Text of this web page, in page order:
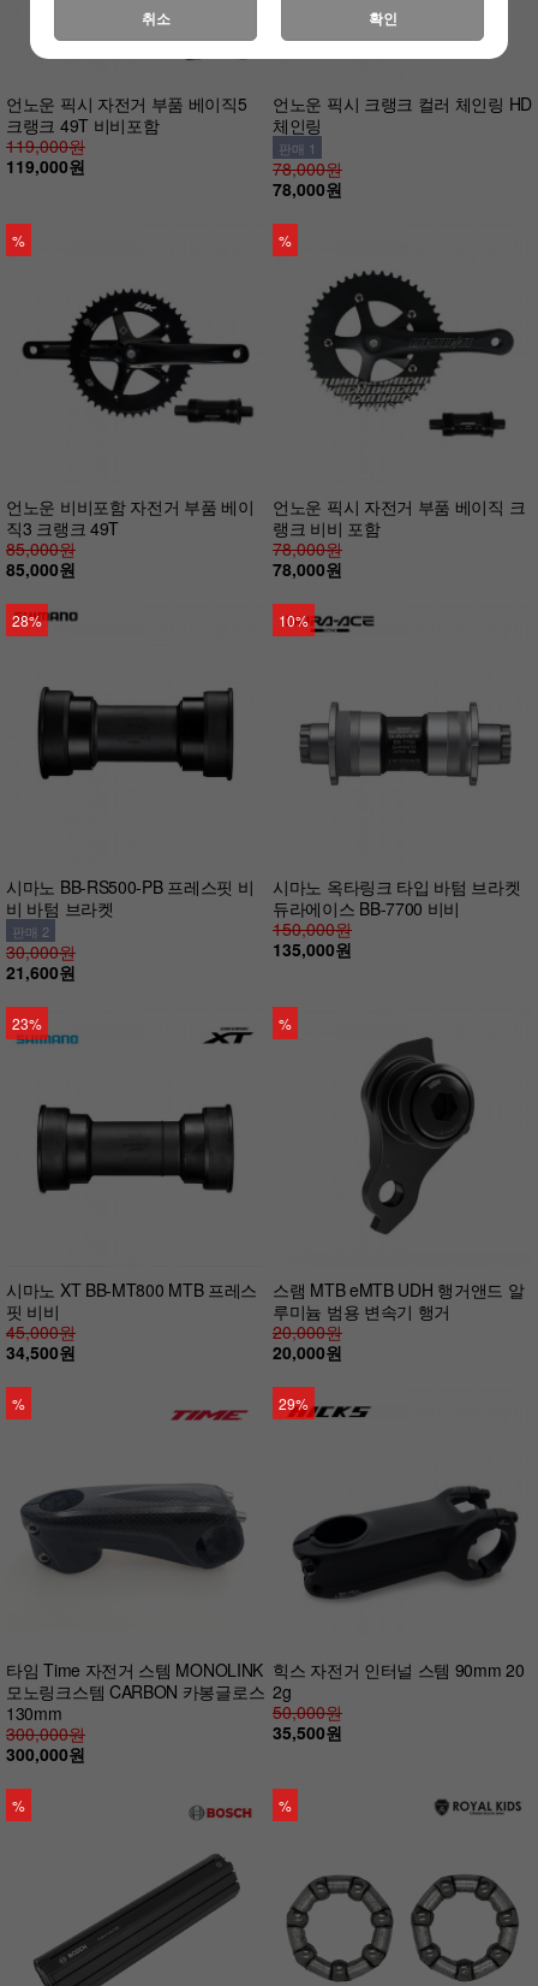
언노운 픽시 자전거 부품 베이직5
크랭크 49T 비비포함
119,000원
119,000원
언노운 픽시 크랭크 컬러 체인링 HD
체인링
판매 1
78,000원
78,000원
%
언노운 비비포함 자전거 부품 베이
직3 크랭크 49T
85,000원
85,000원
%
언노운 픽시 자전거 부품 베이직 크
랭크 비비 포함
78,000원
78,000원
28%
시마노 BB-RS500-PB 프레스핏 비
비 바텀 브라켓
판매 2
30,000원
21,600원
10%
시마노 옥타링크 타입 바텀 브라켓
듀라에이스 BB-7700 비비
150,000원
135,000원
23%
시마노 XT BB-MT800 MTB 프레스
핏 비비
45,000원
34,500원
%
스램 MTB eMTB UDH 행거앤드 알
루미늄 범용 변속기 행거
20,000원
20,000원
%
타임 Time 자전거 스템 MONOLINK
모노링크스템 CARBON 카봉글로스
130mm
300,000원
300,000원
29%
힉스 자전거 인터널 스템 90mm 20
2g
50,000원
35,500원
% %
취소 확인